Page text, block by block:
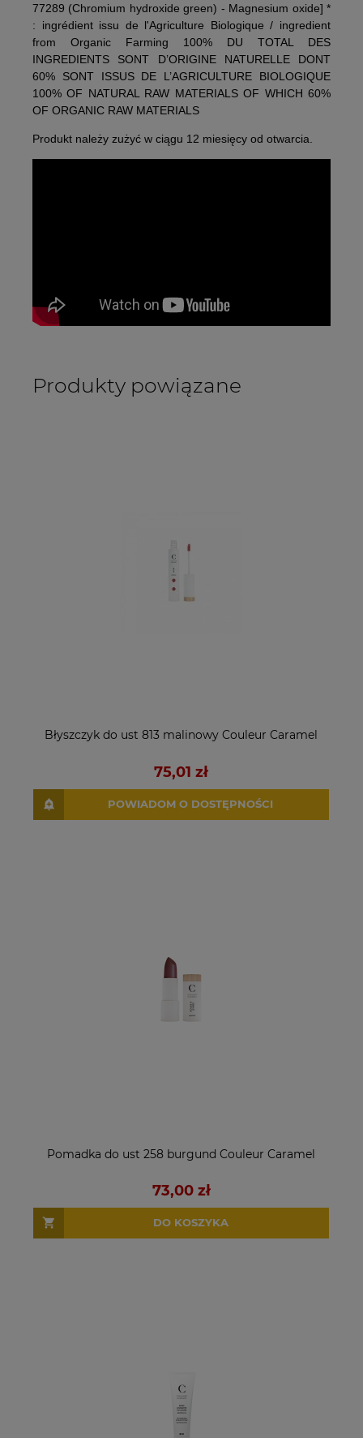
77289 (Chromium hydroxide green) - Magnesium oxide] *
: ingrédient issu de l'Agriculture Biologique / ingredient
from Organic Farming 100% DU TOTAL DES
INGREDIENTS SONT D’ORIGINE NATURELLE DONT
60% SONT ISSUS DE L’AGRICULTURE BIOLOGIQUE
100% OF NATURAL RAW MATERIALS OF WHICH 60%
OF ORGANIC RAW MATERIALS
Produkt należy zużyć w ciągu 12 miesięcy od otwarcia.
Produkty powiązane
Błyszczyk do ust 813 malinowy Couleur Caramel
75,01 zł
POWIADOM O DOSTĘPNOŚCI
Pomadka do ust 258 burgund Couleur Caramel
73,00 zł
DO KOSZYKA